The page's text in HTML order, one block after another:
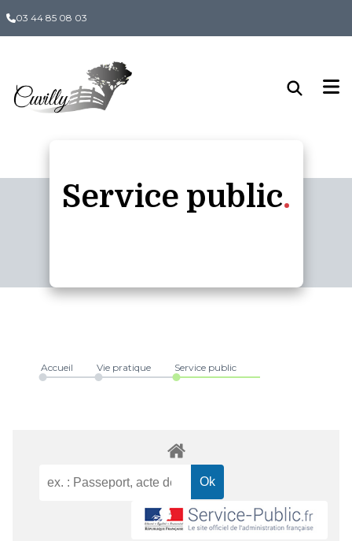
03 44 85 08 03
Service public
Accueil Vie pratique Service public
Panneau de gestion des cookies